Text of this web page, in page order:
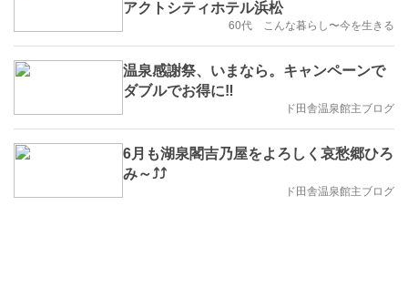
アクトシティホテル浜松
60代 こんな暮らし〜今を生きる
温泉感謝祭、いまなら。キャンペーンで
ダブルでお得に‼️
ド田舎温泉館主ブログ
6月も湖泉閣吉乃屋をよろしく哀愁郷ひろ
み～⤴️⤴️
ド田舎温泉館主ブログ